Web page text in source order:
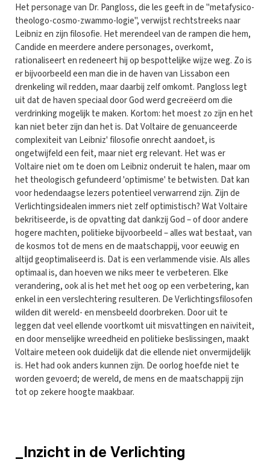
Het personage van Dr. Pangloss, die les geeft in de "metafysico-
theologo-cosmo-zwammo-logie", verwijst rechtstreeks naar
Leibniz en zijn filosofie. Het merendeel van de rampen die hem,
Candide en meerdere andere personages, overkomt,
rationaliseert en redeneert hij op bespottelijke wijze weg. Zo is
er bijvoorbeeld een man die in de haven van Lissabon een
drenkeling wil redden, maar daarbij zelf omkomt. Pangloss legt
uit dat de haven speciaal door God werd gecreëerd om die
verdrinking mogelijk te maken. Kortom: het moest zo zijn en het
kan niet beter zijn dan het is. Dat Voltaire de genuanceerde
complexiteit van Leibniz' filosofie onrecht aandoet, is
ongetwijfeld een feit, maar niet erg relevant. Het was er
Voltaire niet om te doen om Leibniz onderuit te halen, maar om
het theologisch gefundeerd 'optimisme' te betwisten. Dat kan
voor hedendaagse lezers potentieel verwarrend zijn. Zijn de
Verlichtingsidealen immers niet zelf optimistisch? Wat Voltaire
bekritiseerde, is de opvatting dat dankzij God – of door andere
hogere machten, politieke bijvoorbeeld – alles wat bestaat, van
de kosmos tot de mens en de maatschappij, voor eeuwig en
altijd geoptimaliseerd is. Dat is een verlammende visie. Als alles
optimaal is, dan hoeven we niks meer te verbeteren. Elke
verandering, ook al is het met het oog op een verbetering, kan
enkel in een verslechtering resulteren. De Verlichtingsfilosofen
wilden dit wereld- en mensbeeld doorbreken. Door uit te
leggen dat veel ellende voortkomt uit misvattingen en naïviteit,
en door menselijke wreedheid en politieke beslissingen, maakt
Voltaire meteen ook duidelijk dat die ellende niet onvermijdelijk
is. Het had ook anders kunnen zijn. De oorlog hoefde niet te
worden gevoerd; de wereld, de mens en de maatschappij zijn
tot op zekere hoogte maakbaar.
_Inzicht in de Verlichting